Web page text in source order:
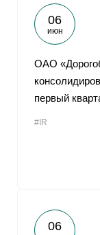
06
июн
ОАО
первый
#IR
06